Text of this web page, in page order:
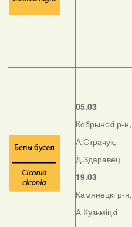
05.03
Кобрынскі р-н,
А.Страчук,
Д.Здаравец
19.03
Камянецкі р-н,
А.Кузьміцкі